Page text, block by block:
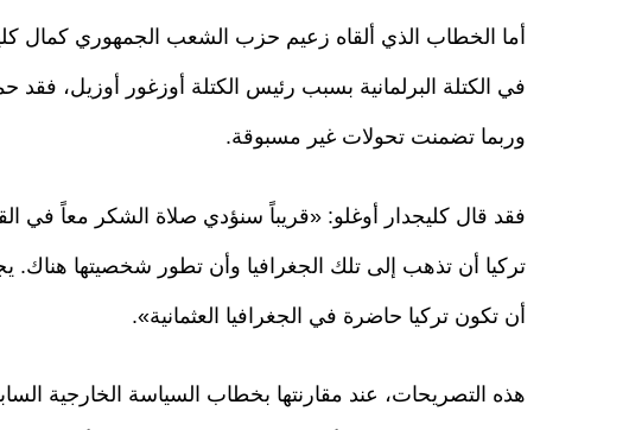
أما الخطاب الذي ألقاه زعيم حزب الشعب الجمهوري كمال
في الكتلة البرلمانية بسبب رئيس الكتلة أوزغور أوزيل، فقد
وربما تضمنت تحولات غير مسبوقة.
فقد قال كليجدار أوغلو: «قريباً سنؤدي صلاة الشكر معاً في
تركيا أن تذهب إلى تلك الجغرافيا وأن تطور شخصيتها
أن تكون تركيا حاضرة في الجغرافيا العثمانية».
هذه التصريحات، عند مقارنتها بخطاب السياسة الخارجية